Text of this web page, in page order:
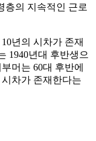
층의 지속적인 근로
년의 시차가 존재
1940년대 후반생으
머는 60대 후반에
차가 존재한다는